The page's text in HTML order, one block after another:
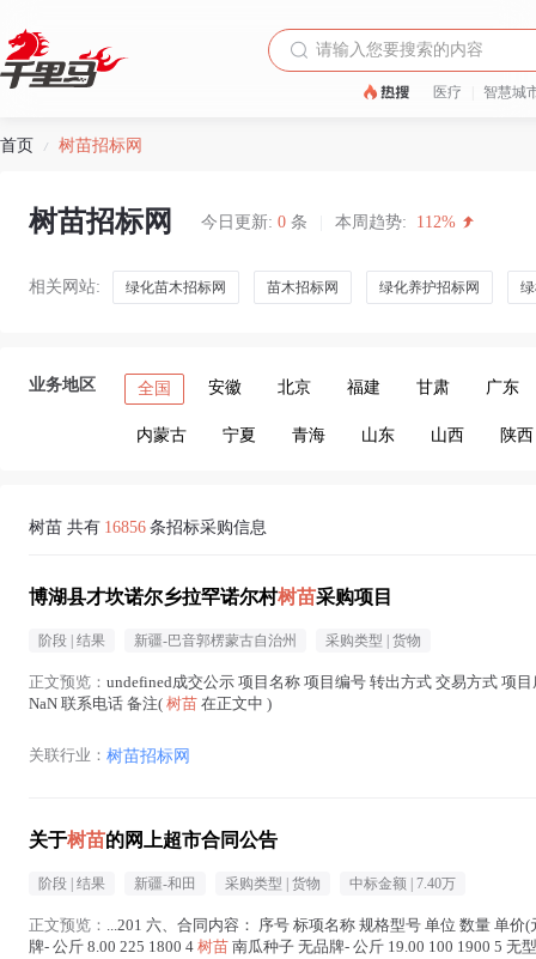
医疗 智慧城
首页 / 树苗招标网
树苗招标网 今日更新: 0 条 本周趋势: 112%
相关网站: 绿化苗木招标网 苗木招标网 绿化养护招标网
业务地区 全国 安徽 北京 福建 甘肃 广东
内蒙古 宁夏 青海 山东 山西 陕西
树苗 共有 16856 条招标采购信息
博湖县才坎诺尔乡拉罕诺尔村树苗采购项目
阶段 | 结果 新疆-巴音郭楞蒙古自治州 采购类型 | 货物
正文预览： undefined成交公示 项目名称 项目编号 转出方式 交易方式 项
NaN 联系电话 备注( 树苗 在正文中 )
关联行业： 树苗招标网
关于树苗的网上超市合同公告
阶段 | 结果 新疆-和田 采购类型 | 货物 中标金额 | 7.40万
正文预览： ...201 六、合同内容： 序号 标项名称 规格型号 单位 数量 单价
牌- 公斤 8.00 225 1800 4 树苗 南瓜种子 无品牌- 公斤 19.00 100 1900 5 无